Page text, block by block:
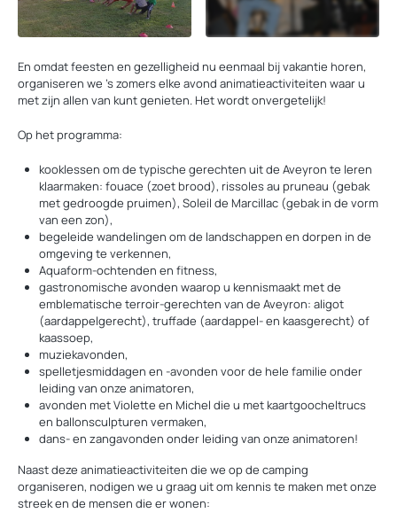
En omdat feesten en gezelligheid nu eenmaal bij vakantie horen,
organiseren we ’s zomers elke avond animatieactiviteiten waar u
met zijn allen van kunt genieten. Het wordt onvergetelijk!
Op het programma:
kooklessen om de typische gerechten uit de Aveyron te leren
klaarmaken: fouace (zoet brood), rissoles au pruneau (gebak
met gedroogde pruimen), Soleil de Marcillac (gebak in de vorm
van een zon),
begeleide wandelingen om de landschappen en dorpen in de
omgeving te verkennen,
Aquaform-ochtenden en fitness,
gastronomische avonden waarop u kennismaakt met de
emblematische terroir-gerechten van de Aveyron: aligot
(aardappelgerecht), truffade (aardappel- en kaasgerecht) of
kaassoep,
muziekavonden,
spelletjesmiddagen en -avonden voor de hele familie onder
leiding van onze animatoren,
avonden met Violette en Michel die u met kaartgoocheltrucs
en ballonsculpturen vermaken,
dans- en zangavonden onder leiding van onze animatoren!
Naast deze animatieactiviteiten die we op de camping
organiseren, nodigen we u graag uit om kennis te maken met onze
streek en de mensen die er wonen: